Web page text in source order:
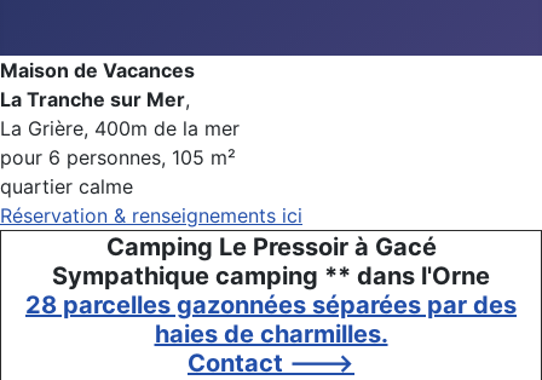
Maison de Vacances
La Tranche sur Mer,
La Grière, 400m de la mer
pour 6 personnes, 105 m²
quartier calme
Réservation & renseignements ici
Camping Le Pressoir à Gacé
Sympathique camping ** dans l'Orne
28 parcelles gazonnées séparées par des
haies de charmilles.
Contact --->